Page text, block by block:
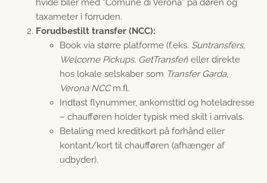
hvide biler med “Comune di Verona” på døren og
taxameter i forruden.
Forudbestilt transfer (NCC):
Book via større platforme (f.eks. Suntransfers,
Welcome Pickups, GetTransfer) eller direkte
hos lokale selskaber som Transfer Garda,
Verona NCCm.fl.
Indtast flynummer, ankomsttid og hoteladresse
– chaufføren holder typisk med skilt i arrivals.
Betaling med kreditkort på forhånd eller
kontant/kort til chaufføren (afhænger af
udbyder).